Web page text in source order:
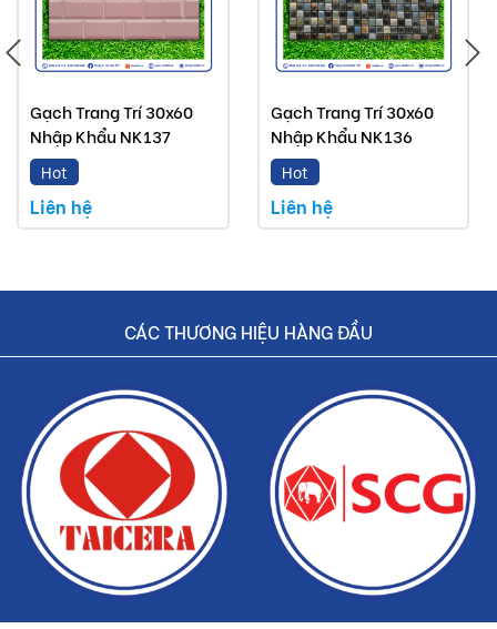
Gạch Trang Trí 30x60
Nhập Khẩu NK137
Hot
Liên hệ
Gạch Trang Trí 30x60
Nhập Khẩu NK136
Hot
Liên hệ
CÁC THƯƠNG HIỆU HÀNG ĐẦU